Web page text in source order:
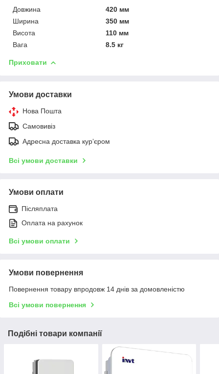
Довжина
420 мм
Ширина
350 мм
Висота
110 мм
Вага
8.5 кг
Приховати
Умови доставки
Нова Пошта
Самовивіз
Адресна доставка курʼєром
Всі умови доставки
Умови оплати
Післяплата
Оплата на рахунок
Всі умови оплати
Умови повернення
Повернення товару впродовж 14 днів за домовленістю
Всі умови повернення
Подібні товари компанії